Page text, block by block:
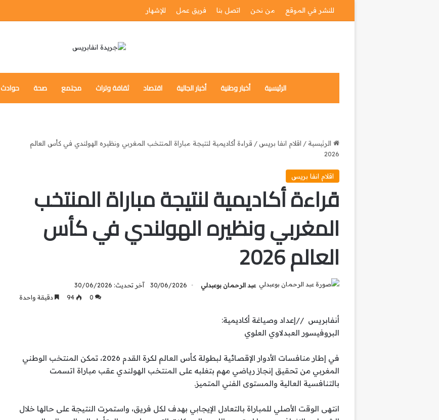
للنشر في الموقع من نحن اتصل بنا فريق عمل للإشهار
الرئيسية أخبار وطنية أخبار الجالية اقتصاد ثقافة وتراث مجتمع صحة حوادث
الرئيسية/ اقلام انفا بريس / قراءة أكاديمية لنتيجة مباراة المنتخب المغربي ونظيره الهولندي في كأس العالم
2026
اقلام انفا بريس
قراءة أكاديمية لنتيجة مباراة المنتخب
المغربي ونظيره الهولندي في كأس
العالم 2026
عبد الرحمان بوعبدلي 30/06/2026
آخر تحديث: 30/06/2026
0
94 دقيقة واحدة
أنفابريس //إعداد وصياغة أكاديمية:
البروفيسور العبدلاوي العلوي
في إطار منافسات الأدوار الإقصائية لبطولة كأس العالم لكرة القدم 2026، تمكن المنتخب الوطني
المغربي من تحقيق إنجاز رياضي مهم بتغلبه على المنتخب الهولندي عقب مباراة اتسمت
بالتنافسية العالية والمستوى الفني المتميز.
انتهى الوقت الأصلي للمباراة بالتعادل الإيجابي بهدف لكل فريق، واستمرت النتيجة على حالها خلال